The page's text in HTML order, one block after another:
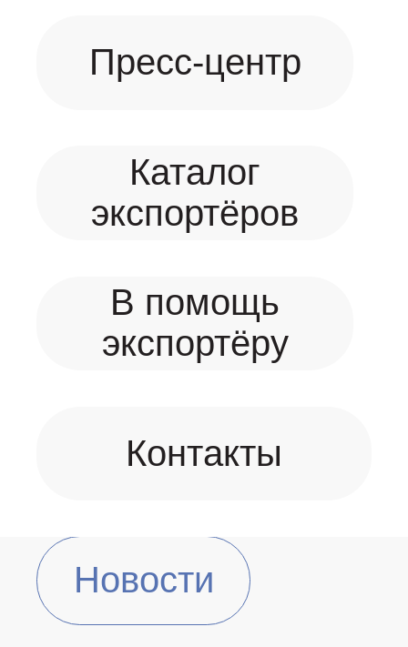
Пресс-центр
Каталог
экспортёров
В помощь
экспортёру
Контакты
Новости